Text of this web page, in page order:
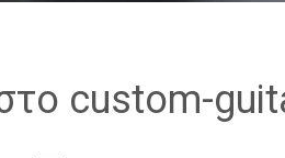
custom-